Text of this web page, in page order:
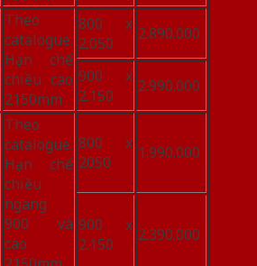
Theo
catalogue.
Hạn chế
chiều cao
2150mm
800 x
2.050
2.890.000
900 x
2.150
2.990.000
Theo
catalogue.
Hạn chế
chiều
ngang
900 và
cao
800 x
2050
1.990.000
900 x
2.150
2.390.000